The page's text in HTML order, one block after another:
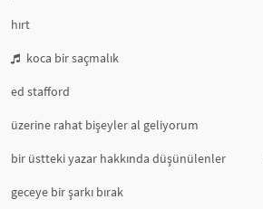
hırt
koca bir saçmalık
ed stafford
üzerine rahat bişeyler al geliyorum
bir üstteki yazar hakkında düşünülenler
geceye bir şarkı bırak